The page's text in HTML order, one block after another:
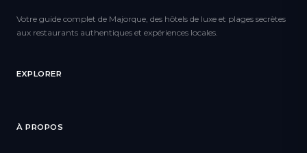
Votre guide complet de Majorque, des hôtels de luxe et plages secrètes
aux restaurants authentiques et expériences locales.
EXPLORER
À PROPOS